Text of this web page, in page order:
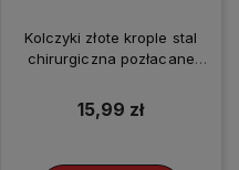
Kolczyki złote krople stal
chirurgiczna pozłacane
15,99 zł